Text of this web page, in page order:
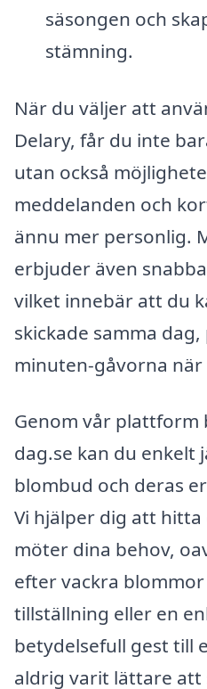
säsongen och
stämning.
När du väljer att
Delary, får du inte
utan också
meddelanden och
ännu mer personlig.
erbjuder även
vilket innebär att du
skickade samma
minuten-gåvorna
Genom vår plattform
dag.se kan du enkelt
blombud och deras
Vi hjälper dig att
möter dina behov,
efter vackra
tillställning eller en
betydelsefull gest till
aldrig varit lättare att